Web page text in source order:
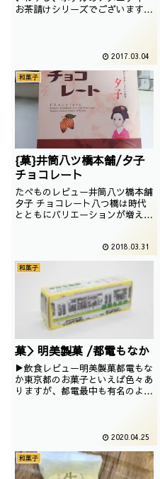
お茶請けシリーズでございます。
2017.03.04
和菓子
{菓}井筒八ツ橋本舗/夕子
チョコレート
たべものレビュー井筒八ツ橋本舗
夕子 チョコレート八つ橋は時代
とともにバリエーションが増えて
いうことで、和洋折衷のお菓子で
す。撮影日は2017年05月
2018.03.31
和菓子
菓＞明美製菓 /都電もなか
▶飲食レビュー明美製菓都電もな
か東京都のお菓子といえば色々あ
りますが、都電最中も有名のよう
2020.04.25
和菓子